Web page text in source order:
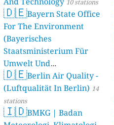
10 stations
🇩🇪Bayern State Office
For The Environment
(Bayerisches
Staatsministerium Für
Umwelt Und
Verbraucherschutz) - LfU
46 stations
🇩🇪Berlin Air Quality -
(Luftqualität In Berlin) 14
stations
🇮🇩BMKG | Badan